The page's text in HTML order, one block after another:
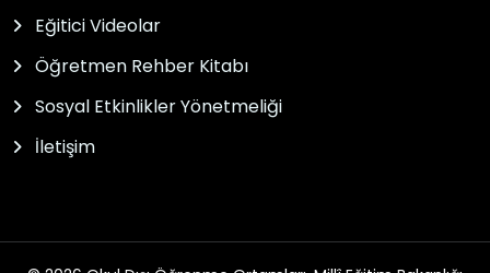
Eğitici Videolar
Öğretmen Rehber Kitabı
Sosyal Etkinlikler Yönetmeliği
İletişim